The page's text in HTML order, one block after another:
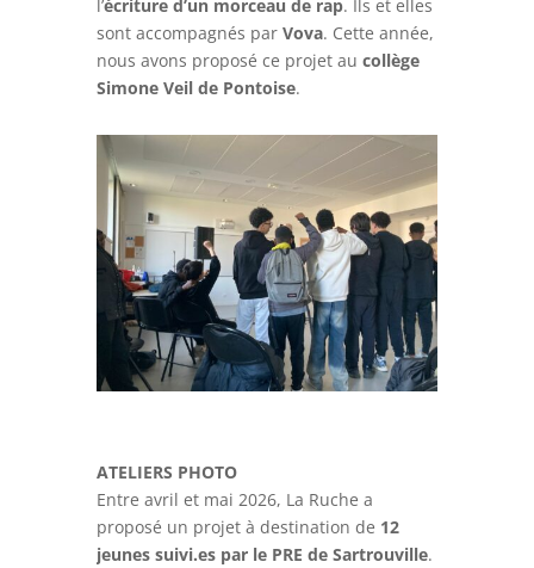
l’écriture d’un morceau de rap. Ils et elles
sont accompagnés par Vova. Cette année,
nous avons proposé ce projet au collège
Simone Veil de Pontoise.
ATELIERS PHOTO
Entre avril et mai 2026, La Ruche a
proposé un projet à destination de 12
jeunes suivi.es par le PRE de Sartrouville.